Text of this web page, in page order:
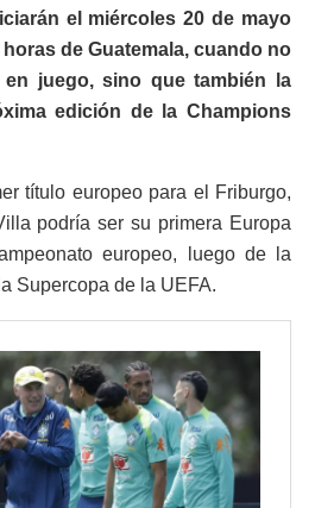
el miércoles 20 de mayo
de Guatemala, cuando no
juego, sino que también la
edición de la Champions
título europeo para el Friburgo,
podría ser su primera Europa
europeo, luego de la
Supercopa de la UEFA.